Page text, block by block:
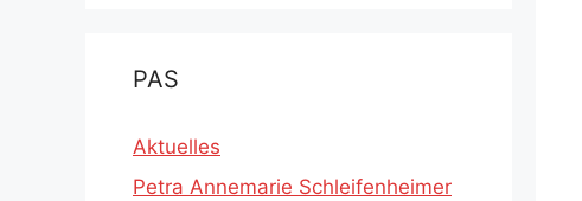
PAS
Aktuelles
Petra Annemarie Schleifenheimer